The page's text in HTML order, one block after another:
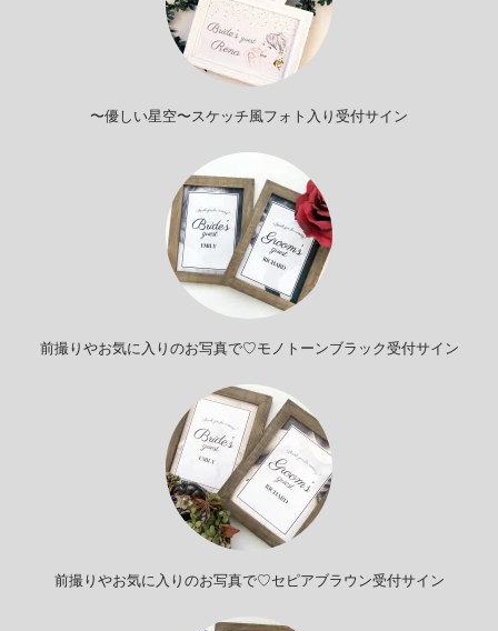
〜優しい星空〜スケッチ風フォト入り受付サイン
前撮りやお気に入りのお写真で♡モノトーンブラック受付サイン
前撮りやお気に入りのお写真で♡セピアブラウン受付サイン